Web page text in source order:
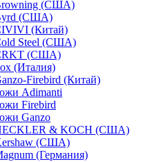
(США)
(США)
(Китай)
Steel (США)
(США)
(Италия)
Firebird (Китай)
Adimanti
Firebird
Ganzo
& KOCH (США)
(США)
(Германия)